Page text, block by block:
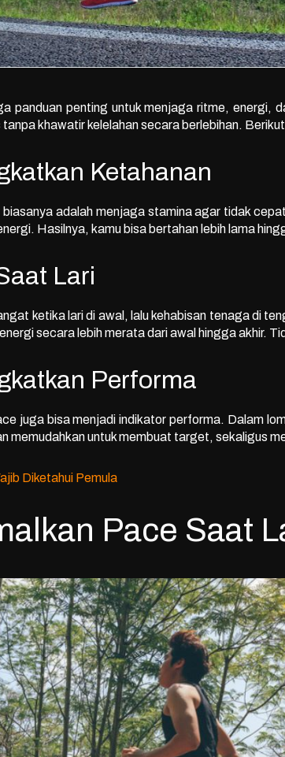
panduan penting untuk menjaga ritme, energi,
khawatir kelelahan secara berlebihan.
Ketahanan
adalah menjaga stamina agar tidak
Hasilnya, kamu bisa bertahan lebih lama
Lari
ketika lari di awal, lalu kehabisan tenaga di
secara lebih merata dari awal hingga akhir.
Performa
juga bisa menjadi indikator performa. Dalam
memudahkan untuk membuat target, sekaligus
Diketahui Pemula
Pace Saat